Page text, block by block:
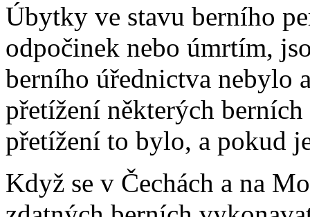
Úbytky ve stavu berního
odpočinek nebo úmrtím,
berního úřednictva nebylo
přetížení některých
přetížení to bylo, a pokud
Když se v Čechách a na